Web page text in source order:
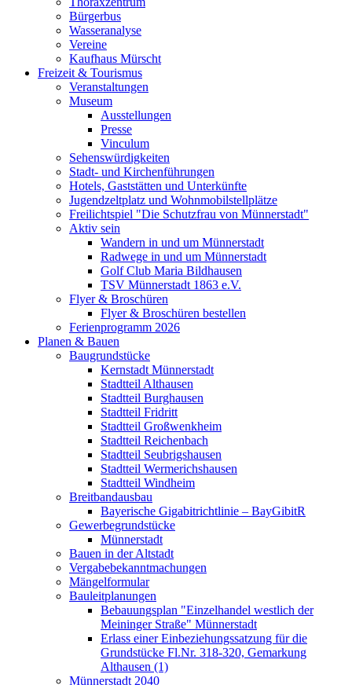
Bürgerbus
Wasseranalyse
Vereine
Kaufhaus Mürscht
Freizeit & Tourismus
Veranstaltungen
Museum
Ausstellungen
Presse
Vinculum
Sehenswürdigkeiten
Stadt- und Kirchenführungen
Hotels, Gaststätten und Unterkünfte
Jugendzeltplatz und Wohnmobilstellplätze
Freilichtspiel "Die Schutzfrau von Münnerstadt"
Aktiv sein
Wandern in und um Münnerstadt
Radwege in und um Münnerstadt
Golf Club Maria Bildhausen
TSV Münnerstadt 1863 e.V.
Flyer & Broschüren
Flyer & Broschüren bestellen
Ferienprogramm 2026
Planen & Bauen
Baugrundstücke
Kernstadt Münnerstadt
Stadtteil Althausen
Stadtteil Burghausen
Stadtteil Fridritt
Stadtteil Großwenkheim
Stadtteil Reichenbach
Stadtteil Seubrigshausen
Stadtteil Wermerichshausen
Stadtteil Windheim
Breitbandausbau
Bayerische Gigabitrichtlinie – BayGibitR
Gewerbegrundstücke
Münnerstadt
Bauen in der Altstadt
Vergabebekanntmachungen
Mängelformular
Bauleitplanungen
Bebauungsplan "Einzelhandel westlich der
Meininger Straße" Münnerstadt
Erlass einer Einbeziehungssatzung für die
Grundstücke Fl.Nr. 318-320, Gemarkung
Althausen (1)
Münnerstadt 2040